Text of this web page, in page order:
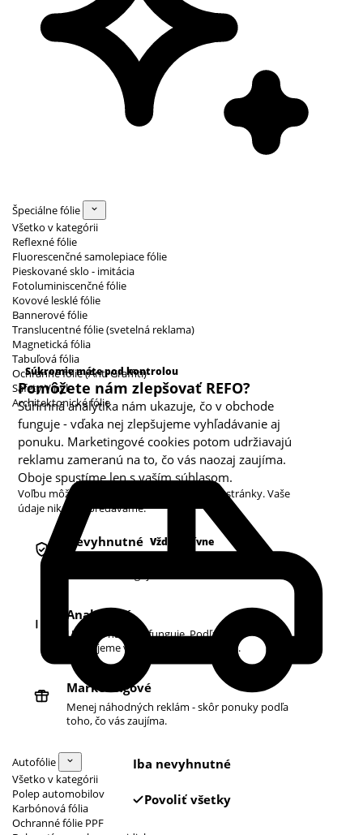
Špeciálne fólie
Všetko v kategórii
Reflexné fólie
Fluorescenčné samolepiace fólie
Pieskované sklo - imitácia
Fotoluminiscenčné fólie
Kovové lesklé fólie
Bannerové fólie
Translucentné fólie (svetelná reklama)
Magnetická fólia
Tabuľová fólia
Ochranné fólie (Anti Graffiti)
Safety Vinyl
Architektonické fólie
Autofólie
Všetko v kategórii
Polep automobilov
Karbónová fólia
Ochranné fólie PPF
Súkromie máte pod kontrolou
Pomôžete nám zlepšovať REFO?
Súhrnná analytika nám ukazuje, čo v obchode
funguje - vďaka nej zlepšujeme vyhľadávanie aj
ponuku. Marketingové cookies potom udržiavajú
reklamu zameranú na to, čo vás naozaj zaujíma.
Oboje spustíme len s vaším súhlasom.
Voľbu môžete kedykoľvek zmeniť v pätičke stránky. Vaše
údaje nikdy nepredávame.
Kategórie cookies
Nevyhnutné Vždy aktívne
Analytické
Ukazujú nám, čo funguje. Podľa toho
zlepšujeme vyhľadávanie aj ponuku.
Marketingové
Menej náhodných reklám - skôr ponuky podľa
toho, čo vás zaujíma.
Iba nevyhnutné
Povoliť všetky